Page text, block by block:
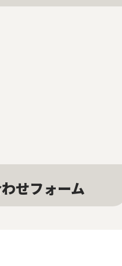
せフォーム